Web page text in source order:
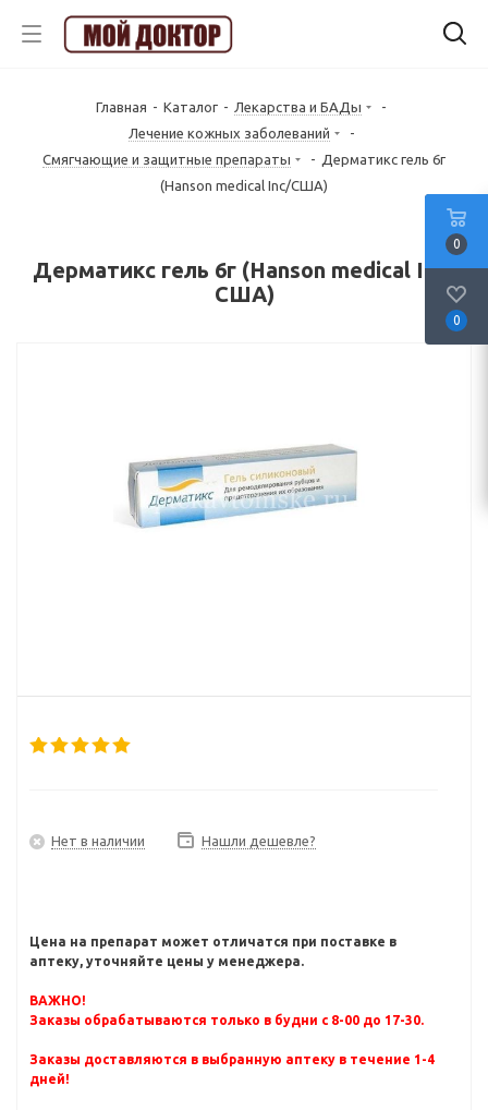
Главная - Каталог - Лекарства и БАДы
-
Лечение кожных заболеваний
-
Смягчающие и защитные препараты
- Дерматикс гель 6г
(Hanson medical Inc/США)
Дерматикс гель 6г (Hanson medical Inc/
США)
Нет в наличии Нашли дешевле?
Цена на препарат может отличатся при поставке в
аптеку, уточняйте цены у менеджера.
ВАЖНО!
Заказы обрабатываются только в будни с 8-00 до 17-30.
Заказы доставляются в выбранную аптеку в течение 1-4
дней!
0
0